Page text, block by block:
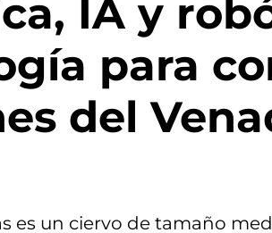
IA y
para
del
es un ciervo de tamaño